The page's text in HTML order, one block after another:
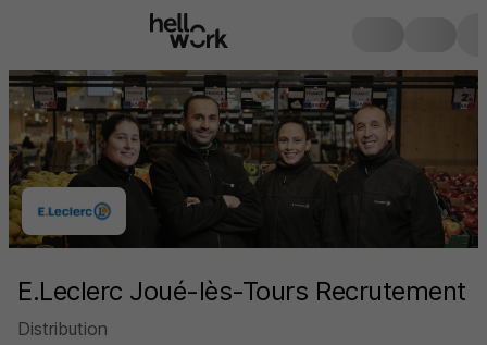
E.Leclerc Joué-lès-Tours Recrutement
Distribution